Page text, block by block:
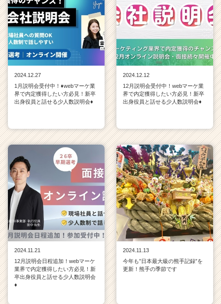
2024.12.27
1月説明会受付中！♦webマーケ業
界で内定獲得したい方必見！新卒
出身役員と話せる少人数説明会♦
2024.12.12
12月説明会受付中！webマーケ業
界で内定獲得したい方必見！新卒
出身役員と話せる少人数説明会♦
2024.11.21
12月説明会日程追加！webマーケ
業界で内定獲得したい方必見！新
卒出身役員と話せる少人数説明会
♦
2024.11.13
今年も”日本最大級の熊手記録”を
更新！熊手の季節です